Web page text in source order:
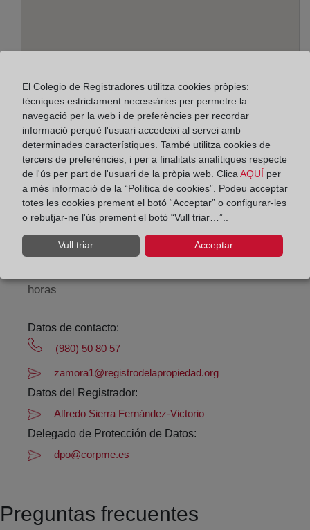
Adreça:
Plaza del Cuartel Viejo, 7 - portal 2 - entresuelo izq.,
49006
Horario:
De lunes a viernes de 09:00 a 17:00 horas
Agosto: De lunes a viernes de 09:00 a 14:00 horas
horas
Datos de contacto:
(980) 50 80 57
zamora1@registrodelapropiedad.org
Datos del Registrador:
Alfredo Sierra Fernández-Victorio
Delegado de Protección de Datos:
dpo@corpme.es
Preguntas frecuentes
El Colegio de Registradores utilitza cookies pròpies:
tècniques estrictament necessàries per permetre la
navegació per la web i de preferències per recordar
informació perquè l'usuari accedeixi al servei amb
determinades característiques. També utilitza cookies de
tercers de preferències, i per a finalitats analítiques respecte
de l'ús per part de l'usuari de la pròpia web. Clica AQUÍ per
a més informació de la “Política de cookies”. Podeu acceptar
totes les cookies prement el botó “Acceptar” o configurar-les
o rebutjar-ne l'ús prement el botó “Vull triar…”..
Vull triar.... Acceptar